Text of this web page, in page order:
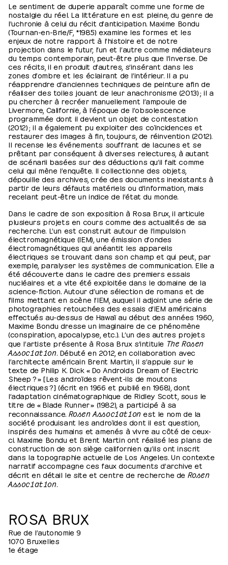
Le sentiment de duperie apparaît comme une forme de
nostalgie du réel. La littérature en est pleine, du genre de
l’uchronie à celui du récit d’anticipation. Maxime Bondu
(Tournan-en-Brie/F, *1985) examine les formes et les
enjeux de notre rapport à l’histoire et de notre
projection dans le futur, l’un et l’autre comme médiateurs
du temps contemporain, peut-être plus que l’inverse. De
ces récits, il en produit d’autres, s’insérant dans les
zones d’ombre et les éclairant de l’intérieur. Il a pu
réapprendre d’anciennes techniques de peinture afin de
réaliser des toiles jouant de leur anachronisme (2013) ; il a
pu chercher à recréer manuellement l’ampoule de
Livermore, Californie, à l’époque de l’obsolescence
programmée dont il devient un objet de contestation
(2012) ; il a également pu exploiter des coïncidences et
restaurer des images à fin, toujours, de réinvention (2012).
Il recense les événements souffrant de lacunes et se
prêtant par conséquent à diverses relectures, à autant
de scénarii basées sur des déductions qu’il fait comme
celui qui mène l’enquête. Il collectionne des objets,
dépouille des archives, crée des documents inexistants à
partir de leurs défauts matériels ou d’information, mais
recelant peut-être un indice de l’état du monde.
Dans le cadre de son exposition à Rosa Brux, il articule
plusieurs projets en cours comme des actualités de sa
recherche. L’un est construit autour de l’impulsion
électromagnétique (IEM), une émission d’ondes
électromagnétiques qui anéantit les appareils
électriques se trouvant dans son champ et qui peut, par
exemple, paralyser les systèmes de communication. Elle a
été découverte dans le cadre des premiers essais
nucléaires et a vite été exploitée dans le domaine de la
science-fiction. Autour d’une sélection de romans et de
films mettant en scène l’IEM, auquel il adjoint une série de
photographies retouchées des essais d’IEM américains
effectués au-dessus de Hawaï au début des années 1960,
Maxime Bondu dresse un imaginaire de ce phénomène
(conspiration, apocalypse, etc.). L’un des autres projets
que l’artiste présente à Rosa Brux s’intitule The Rosen
Association. Débuté en 2012, en collaboration avec
l’architecte américain Brent Martin, il s’appuie sur le
texte de Philip K. Dick « Do Androids Dream of Electric
Sheep ? » [Les androïdes rêvent-ils de moutons
électriques ?] (écrit en 1966 et publié en 1968), dont
l’adaptation cinématographique de Ridley Scott, sous le
titre de « Blade Runner » (1982), a participé à sa
reconnaissance. Rosen Association est le nom de la
société produisant les androïdes dont il est question,
inspirés des humains et amenés à vivre au côté de ceux-
ci. Maxime Bondu et Brent Martin ont réalisé les plans de
construction de son siège californien qu’ils ont inscrit
dans la topographie actuelle de Los Angeles. Un contexte
narratif accompagne ces faux documents d’archive et
décrit en détail le site et centre de recherche de Rosen
Association.
ROSA BRUX
Rue de l’autonomie 9
1070 Bruxelles
1e étage